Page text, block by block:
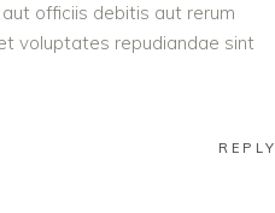
officiis debitis aut rerum
voluptates repudiandae sint
REPLY